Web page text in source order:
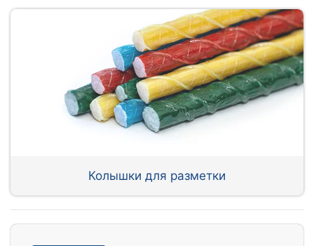
Колышки для разметки